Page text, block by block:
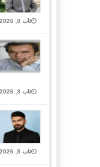
ئاب 8, 2026
ئاب 8, 2026
ئاب 8, 2026